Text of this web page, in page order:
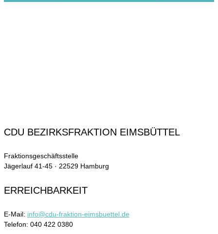
CDU BEZIRKSFRAKTION EIMSBÜTTEL
Fraktionsgeschäftsstelle
Jägerlauf 41-45 · 22529 Hamburg
ERREICHBARKEIT
E-Mail: info@cdu-fraktion-eimsbuettel.de
Telefon: 040 422 0380